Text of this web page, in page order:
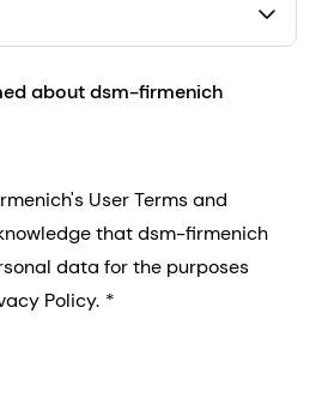
about dsm-firmenich
User Terms and
that dsm-firmenich
data for the purposes
Policy.